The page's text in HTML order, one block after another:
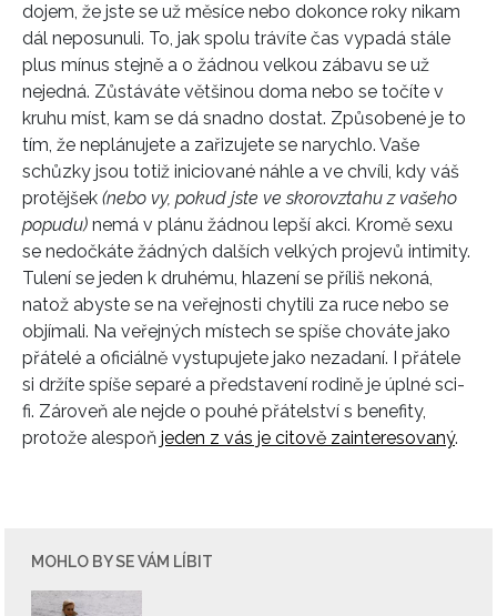
dojem, že jste se už měsíce nebo dokonce roky nikam
dál neposunuli. To, jak spolu trávíte čas vypadá stále
plus mínus stejně a o žádnou velkou zábavu se už
nejedná. Zůstáváte většinou doma nebo se točíte v
kruhu míst, kam se dá snadno dostat. Způsobené je to
tím, že neplánujete a zařizujete se narychlo. Vaše
schůzky jsou totiž iniciované náhle a ve chvíli, kdy váš
protějšek (nebo vy, pokud jste ve skorovztahu z vašeho
popudu) nemá v plánu žádnou lepší akci. Kromě sexu
se nedočkáte žádných dalších velkých projevů intimity.
Tulení se jeden k druhému, hlazení se příliš nekoná,
natož abyste se na veřejnosti chytili za ruce nebo se
objímali. Na veřejných místech se spíše chováte jako
přátelé a oficiálně vystupujete jako nezadaní. I přátele
si držíte spíše separé a představení rodině je úplné sci-
fi. Zároveň ale nejde o pouhé přátelství s benefity,
protože alespoň jeden z vás je citově zainteresovaný.
MOHLO BY SE VÁM LÍBIT